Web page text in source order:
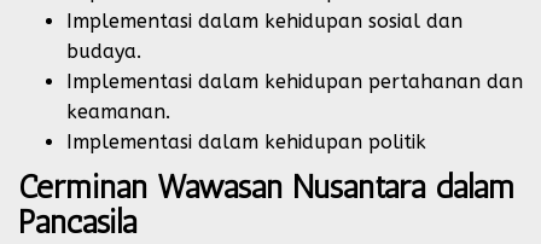
Implementasi dalam kehidupan sosial dan
budaya.
Implementasi dalam kehidupan pertahanan dan
keamanan.
Implementasi dalam kehidupan politik
Cerminan Wawasan Nusantara dalam
Pancasila